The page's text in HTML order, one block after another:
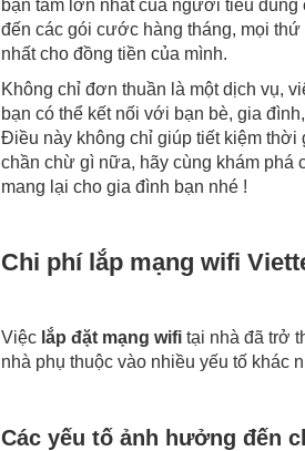
bận tâm lớn nhất của người tiêu
đến các gói cước hàng tháng, mọi
nhất cho đồng tiền của mình.
Không chỉ đơn thuần là một dịch vụ,
bạn có thể kết nối với bạn bè, gia
Điều này không chỉ giúp tiết kiệm thời
chần chừ gì nữa, hãy cùng khám phá
mang lại cho gia đình bạn nhé !
Chi phí lắp mạng wifi
Việc lắp đặt mạng wifi tại nhà đã trở
nhà phụ thuộc vào nhiều yếu tố khác
Các yếu tố ảnh hưởng đến